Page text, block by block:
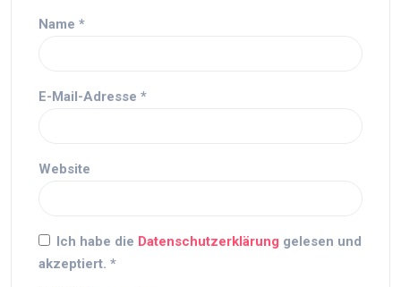
Name *
E-Mail-Adresse *
Website
Ich habe die Datenschutzerklärung gelesen und
akzeptiert. *